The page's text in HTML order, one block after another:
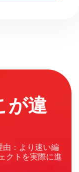
が違
由：より速い編
クトを実際に進